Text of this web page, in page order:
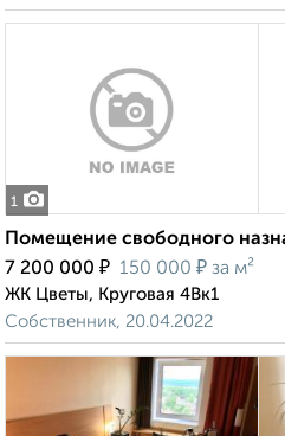
1
Помещение свободного
7 200 000 ₽ 150 000 ₽ за м²
ЖК Цветы, Круговая 4Вк1
Собственник, 20.04.2022